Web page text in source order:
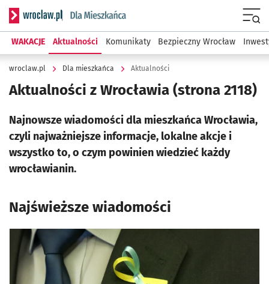
Serwis informacyjny wroclaw.pl podserwis: Dla mieszkańca
WAKACJE Aktualności Komunikaty Bezpieczny Wrocław
wroclaw.pl Dla mieszkańca Aktualności
Aktualności z Wrocławia (strona 2118)
Najnowsze wiadomości dla mieszkańca Wrocławia,
czyli najważniejsze informacje, lokalne akcje i
wszystko to, o czym powinien wiedzieć każdy
wrocławianin.
Najświeższe wiadomości